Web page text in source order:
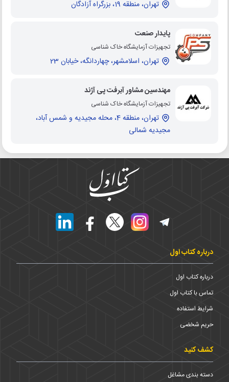
تهران، منطقه 19، بزرگراه آزادگان
پایدار صنعت
تجهیزات آزمایشگاه خاک شناسی
تهران، اسلامشهر، چهاردانگه، خیابان 23
مهندسین مشاور آبرفت پی آژند
تجهیزات آزمایشگاه خاک شناسی
تهران، منطقه 4، محله مجیدیه و شمس آباد،
مجیدیه شمالی
درباره کتاب اول
درباره کتاب اول
تماس با کتاب اول
شرایط استفاده
حریم شخضی
کشف کنید
دسته بندی مشاغل